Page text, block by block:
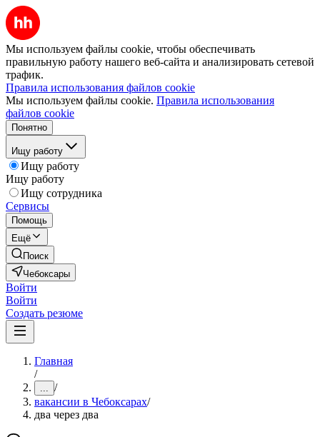
Мы используем файлы cookie, чтобы обеспечивать
правильную работу нашего веб-сайта и анализировать сетевой
трафик.
Правила использования файлов cookie
Мы используем файлы cookie. Правила использования
файлов cookie
Понятно
Ищу работу
Ищу работу
Ищу работу
Ищу сотрудника
Сервисы
Помощь
Ещё
Поиск
Чебоксары
Войти
Войти
Создать резюме
Главная
/
... /
вакансии в Чебоксарах/
два через два